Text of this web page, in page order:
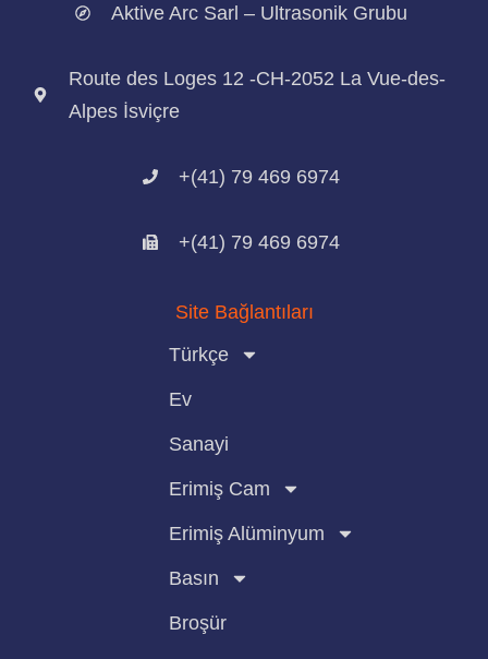
Aktive Arc Sarl – Ultrasonik Grubu
Route des Loges 12 -CH-2052 La Vue-des-
Alpes İsviçre
+(41) 79 469 6974
+(41) 79 469 6974
Site Bağlantıları
Türkçe
Ev
Sanayi
Erimiş Cam
Erimiş Alüminyum
Basın
Broşür